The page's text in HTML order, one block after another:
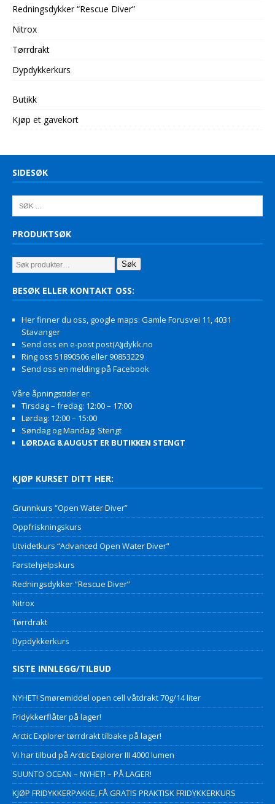
Redningsdykker “Rescue Diver”
Nitrox
Tørrdrakt
Dypdykkerkurs
Butikk
Kjøp et gavekort
SIDESØK
PRODUKTSØK
Søk
BESØK ELLER KONTAKT OSS:
Her finner du oss, google maps: Gamle Forusvei 11, 4031
Stavanger
Send oss en e-post post(A)jdykk.no
Ring oss 51890506 eller 90853229
Send oss en melding på Facebook
Våre åpningstider er:
Tirsdag – fredag: 12:00 – 17:00
Lørdag: 12:00 – 15:00
Søndag og Mandag: Stengt
LØRDAG 8.AUGUST ER BUTIKKEN STENGT
KJØP KURSET DITT HER:
Grunnkurs “Open Water Diver”
Oppfriskningskurs
Utvidetkurs “Advanced Open Water Diver”
Førstehjelpskurs
Redningsdykker “Rescue Diver”
Nitrox
Tørrdrakt
Dypdykkerkurs
SISTE INNLEGG/TILBUD
NYHET! Smøremiddel open cell våtdrakt 70g/14 liter
Fridykkerflåter på lager!
Arctic Explorer tørrdrakt tilbake på lager!
Vi har tilbud på Arctic Explorer III 4000 lumen
SUUNTO OCEAN – NYHET! – PÅ LAGER!
KJØP FRIDYKKERPAKKE, FÅ GRATIS PRAKTISK FRIDYKKERKURS